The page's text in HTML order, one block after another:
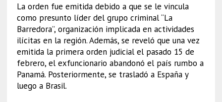
La orden fue emitida debido a que se le vincula
como presunto líder del grupo criminal “La
Barredora”, organización implicada en actividades
ilícitas en la región. Además, se reveló que una vez
emitida la primera orden judicial el pasado 15 de
febrero, el exfuncionario abandonó el país rumbo a
Panamá. Posteriormente, se trasladó a España y
luego a Brasil.